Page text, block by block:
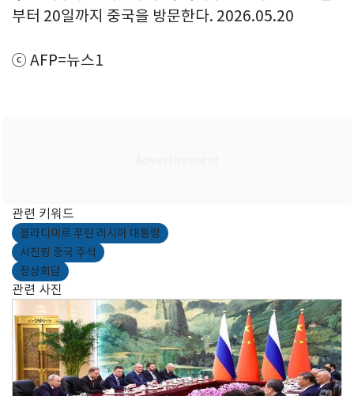
부터 20일까지 중국을 방문한다. 2026.05.20
ⓒ AFP=뉴스1
관련 키워드
블라디미르 푸틴 러시아 대통령
시진핑 중국 주석
정상회담
관련 사진